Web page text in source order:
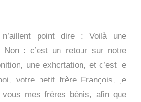
point dire : Voilà une
Non : c’est un retour sur notre
une exhortation, et c’est le
votre petit frère François, je
mes frères bénis, afin que